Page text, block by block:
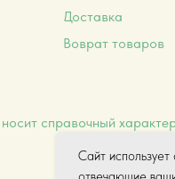
Сайт
Воврат товаров
Доставка
справочный